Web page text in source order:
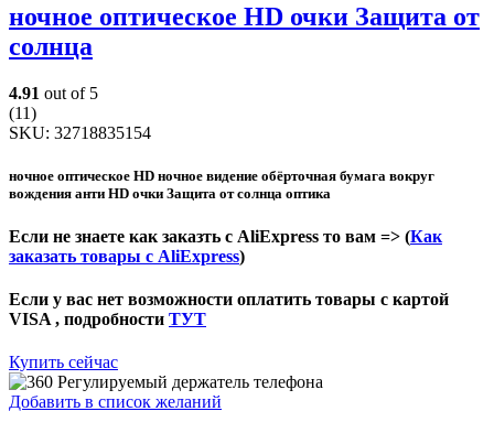
ночное оптическое HD очки Защита от
солнца
4.91 out of 5
(11)
SKU: 32718835154
ночное оптическое HD ночное видение обёрточная бумага вокруг
вождения анти HD очки Защита от солнца оптика
Если не знаете как заказть с AliExpress то вам => (Как
заказать товары с AliExpress)
Если у вас нет возможности оплатить товары с картой
VISA , подробности ТУТ
Купить сейчас
Добавить в список желаний